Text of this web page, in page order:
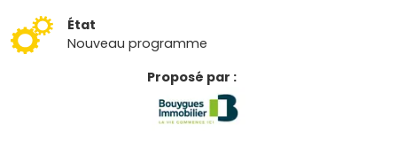
État
Nouveau programme
Proposé par :